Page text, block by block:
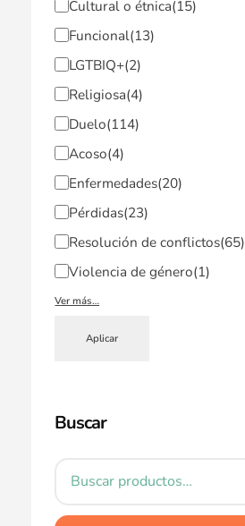
Cultural o étnica(15)
Funcional(13)
LGTBIQ+(2)
Religiosa(4)
Duelo(114)
Acoso(4)
Enfermedades(20)
Pérdidas(23)
Resolución de conflictos(65)
Violencia de género(1)
Ver más…
Aplicar
Buscar